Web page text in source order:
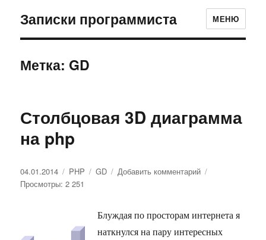
Записки программиста МЕНЮ
Метка: GD
Столбцовая 3D диаграмма
на php
Опубликовано
04.01.2014 Рубрики
PHP Метки
GD Добавить комментарий
диаграмма
на
Просмотры: 2 251
Блуждая по просторам интернета я
наткнулся на пару интересных